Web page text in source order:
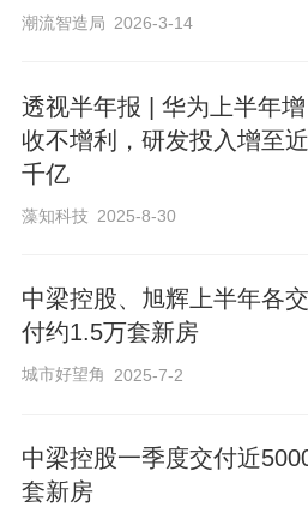
潮流智造局 2026-3-14
透视半年报 | 华为上半年增
收不增利，研发投入增至近
千亿
藻知科技 2025-8-30
中梁控股、旭辉上半年各交
付约1.5万套新房
城市好望角 2025-7-2
中梁控股一季度交付近
套新房